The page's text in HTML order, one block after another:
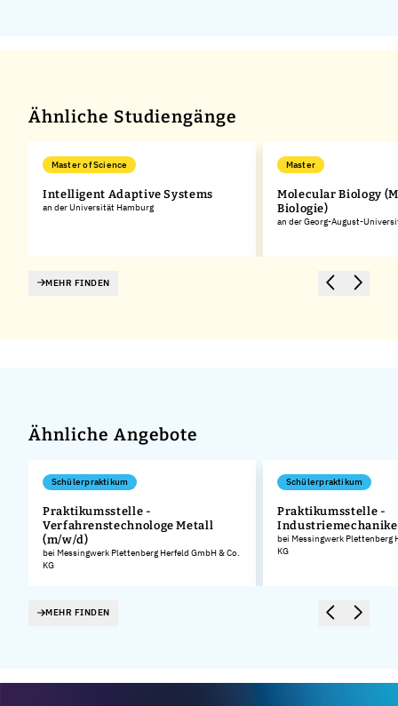
Ähnliche Studiengänge
Master of Science
Intelligent Adaptive Systems
an der Universität Hamburg
Master
Molecular Biology
Biologie)
an der Georg-August-
MEHR FINDEN
Ähnliche Angebote
Schülerpraktikum
Praktikumsstelle -
Verfahrenstechnologe Metall
(m/w/d)
bei Messingwerk Plettenberg Herfeld GmbH & Co.
KG
Schülerpraktikum
Praktikumsstelle -
bei Messingwerk Plettenberg
KG
MEHR FINDEN